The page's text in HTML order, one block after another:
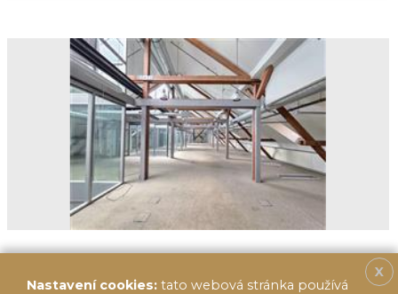
X
Nastavení cookies: tato webová stránka používá